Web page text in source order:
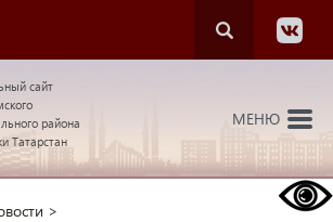
сайт
района
Татарстан
МЕНЮ
>